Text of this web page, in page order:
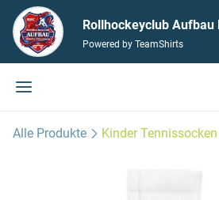
Rollhockeyclub Aufbau
Powered by TeamShirts
Alle Produkte Kinder Tennissocken